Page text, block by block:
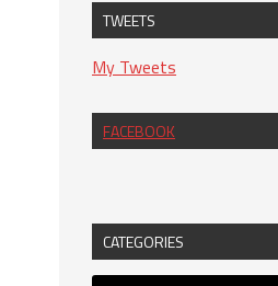
TWEETS
My Tweets
FACEBOOK
CATEGORIES